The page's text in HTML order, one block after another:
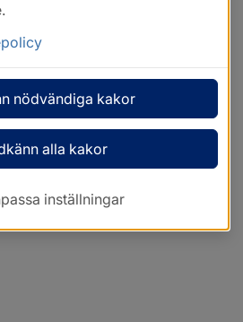
nödvändiga kakor
alla kakor
inställningar